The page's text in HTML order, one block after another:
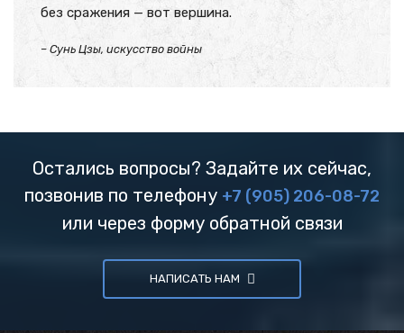
без сражения — вот вершина.
– Сунь Цзы, искусство войны
Остались вопросы? Задайте их сейчас,
позвонив по телефону +7 (905) 206-08-72
или через форму обратной связи
НАПИСАТЬ НАМ